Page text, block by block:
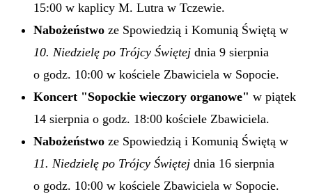
15:00 w kaplicy M. Lutra w Tczewie.
Nabożeństwo ze Spowiedzią i Komunią Świętą w
10. Niedzielę po Trójcy Świętej dnia 9 sierpnia
o godz. 10:00 w kościele Zbawiciela w Sopocie.
Koncert "Sopockie wieczory organowe" w piątek
14 sierpnia o godz. 18:00 kościele Zbawiciela.
Nabożeństwo ze Spowiedzią i Komunią Świętą w
11. Niedzielę po Trójcy Świętej dnia 16 sierpnia
o godz. 10:00 w kościele Zbawiciela w Sopocie.